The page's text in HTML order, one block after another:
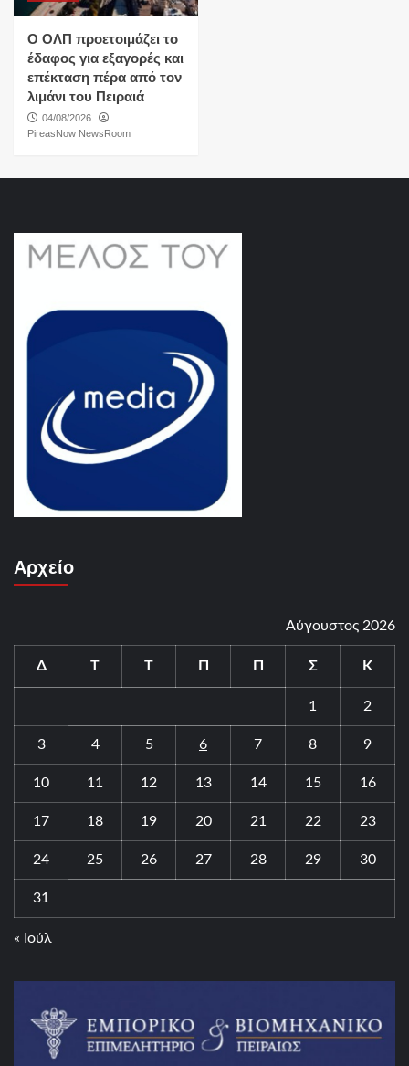
O ΟΛΠ προετοιμάζει το
έδαφος για εξαγορές και
επέκταση πέρα από τον
λιμάνι του Πειραιά
04/08/2026
PireasNow NewsRoom
Αρχείο
Αύγουστος 2026
Δ Τ Τ Π Π Σ Κ
1 2
3 4 5 6 7 8 9
10 11 12 13 14 15 16
17 18 19 20 21 22 23
24 25 26 27 28 29 30
31
« Ιούλ